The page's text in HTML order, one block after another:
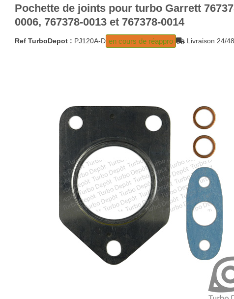
Pochette de joints pour turbo Garrett
0006, 767378-0013 et 767378-0014
Ref TurboDepot : PJ120A-D en cours de réappro Livraison 24/